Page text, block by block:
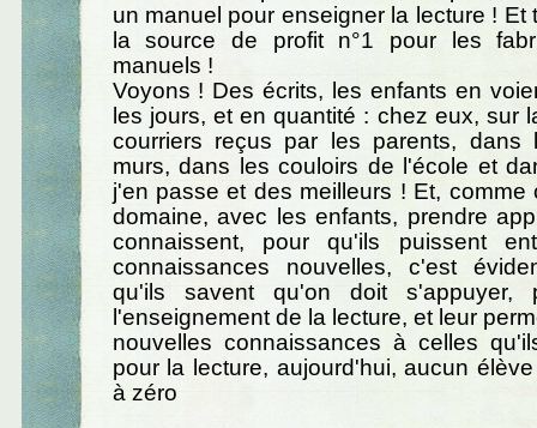
un manuel pour enseigner la lecture ! Et
la source de profit n°1 pour les
manuels !
Voyons ! Des écrits, les enfants en
les jours, et en quantité : chez eux, sur
courriers reçus par les parents,
murs, dans les couloirs de l'école et
j'en passe et des meilleurs ! Et, comme
domaine, avec les enfants, prendre
connaissent, pour qu'ils puissent
connaissances nouvelles, c'est
qu'ils savent qu'on doit s'appuyer,
l'enseignement de la lecture, et leur
nouvelles connaissances à celles
pour la lecture, aujourd'hui, aucun
à zéro